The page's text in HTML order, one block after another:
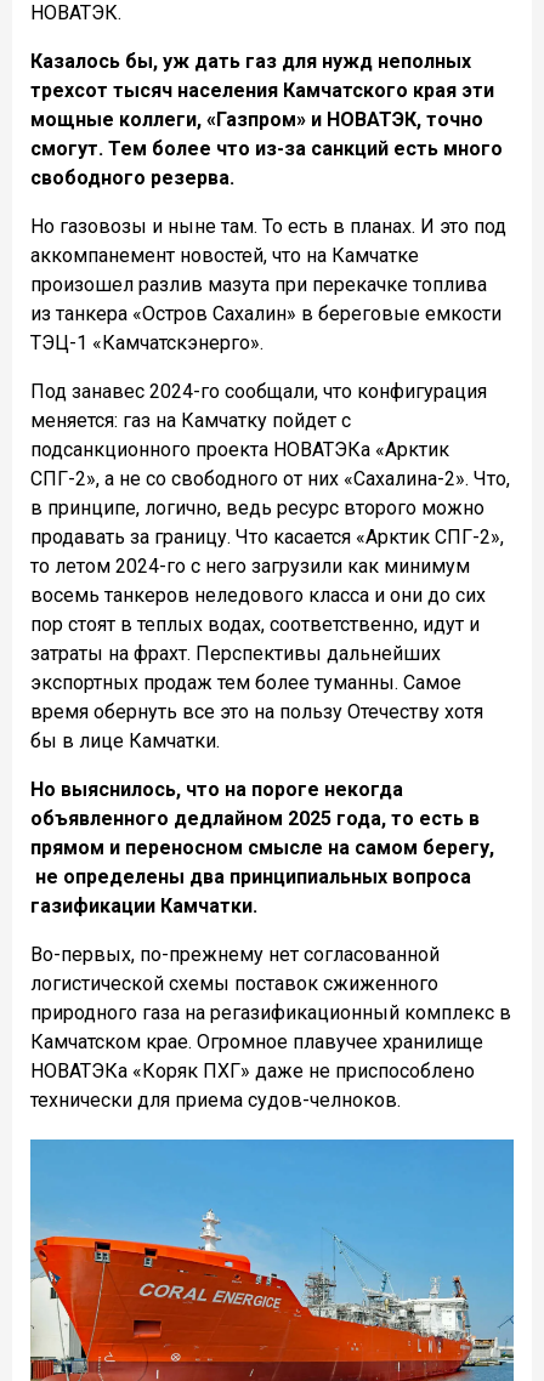
НОВАТЭК.
Казалось бы, уж дать газ для нужд неполных
трехсот тысяч населения Камчатского края эти
мощные коллеги, «Газпром» и НОВАТЭК, точно
смогут. Тем более что из-за санкций есть много
свободного резерва.
Но газовозы и ныне там. То есть в планах. И это под
аккомпанемент новостей, что на Камчатке
произошел разлив мазута при перекачке топлива
из танкера «Остров Сахалин» в береговые емкости
ТЭЦ-1 «Камчатскэнерго».
Под занавес 2024-го сообщали, что конфигурация
меняется: газ на Камчатку пойдет с
подсанкционного проекта НОВАТЭКа «Арктик
СПГ-2», а не со свободного от них «Сахалина-2». Что,
в принципе, логично, ведь ресурс второго можно
продавать за границу. Что касается «Арктик СПГ-2»,
то летом 2024-го с него загрузили как минимум
восемь танкеров неледового класса и они до сих
пор стоят в теплых водах, соответственно, идут и
затраты на фрахт. Перспективы дальнейших
экспортных продаж тем более туманны. Самое
время обернуть все это на пользу Отечеству хотя
бы в лице Камчатки.
Но выяснилось, что на пороге некогда
объявленного дедлайном 2025 года, то есть в
прямом и переносном смысле на самом берегу,
не определены два принципиальных вопроса
газификации Камчатки.
Во-первых, по-прежнему нет согласованной
логистической схемы поставок сжиженного
природного газа на регазификационный комплекс в
Камчатском крае. Огромное плавучее хранилище
НОВАТЭКа «Коряк ПХГ» даже не приспособлено
технически для приема судов-челноков.